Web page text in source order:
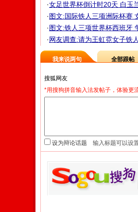
·女足世界杯倒计时20天 白玉
·图文:国际铁人三项洲际杯赛
·图文:铁人三项世界杯西班牙
·网友调查:请为王虹霓女子铁
我来说两句 全部跟帖
*用搜狗拼音输入法发帖子，体验更
设为辩论话题